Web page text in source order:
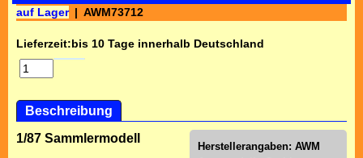
auf Lager AWM73712
Lieferzeit:bis 10 Tage innerhalb Deutschland
Beschreibung
Herstellerangaben: AWM
1/87 Sammlermodell